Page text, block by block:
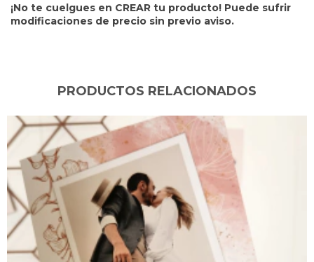
¡No te cuelgues en CREAR tu producto! Puede sufrir
modificaciones de precio sin previo aviso.
PRODUCTOS RELACIONADOS